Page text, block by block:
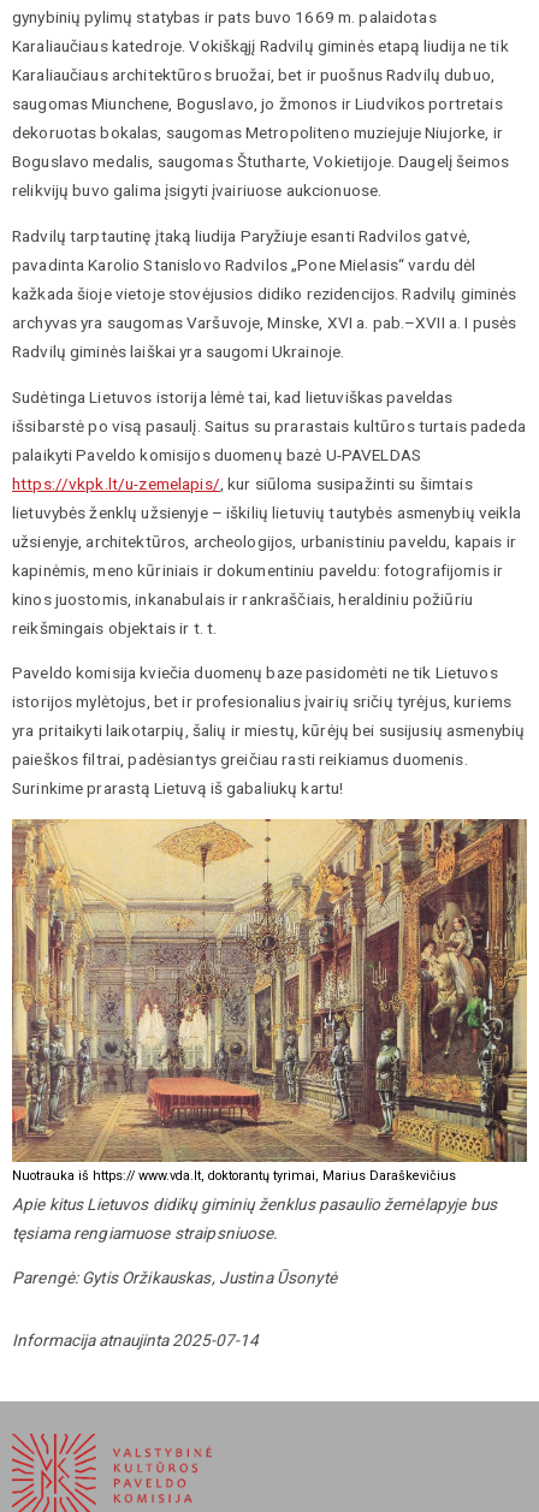
gynybinių pylimų statybas ir pats buvo 1669 m. palaidotas
Karaliaučiaus katedroje. Vokiškąjį Radvilų giminės etapą liudija ne tik
Karaliaučiaus architektūros bruožai, bet ir puošnus Radvilų dubuo,
saugomas Miunchene, Boguslavo, jo žmonos ir Liudvikos portretais
dekoruotas bokalas, saugomas Metropoliteno muziejuje Niujorke, ir
Boguslavo medalis, saugomas Štutharte, Vokietijoje. Daugelį šeimos
relikvijų buvo galima įsigyti įvairiuose aukcionuose.
Radvilų tarptautinę įtaką liudija Paryžiuje esanti Radvilos gatvė,
pavadinta Karolio Stanislovo Radvilos „Pone Mielasis“ vardu dėl
kažkada šioje vietoje stovėjusios didiko rezidencijos. Radvilų giminės
archyvas yra saugomas Varšuvoje, Minske, XVI a. pab.–XVII a. I pusės
Radvilų giminės laiškai yra saugomi Ukrainoje.
Sudėtinga Lietuvos istorija lėmė tai, kad lietuviškas paveldas
išsibarstė po visą pasaulį. Saitus su prarastais kultūros turtais padeda
palaikyti Paveldo komisijos duomenų bazė U-PAVELDAS
https://vkpk.lt/u-zemelapis/ , kur siūloma susipažinti su šimtais
lietuvybės ženklų užsienyje – iškilių lietuvių tautybės asmenybių veikla
užsienyje, architektūros, archeologijos, urbanistiniu paveldu, kapais ir
kapinėmis, meno kūriniais ir dokumentiniu paveldu: fotografijomis ir
kinos juostomis, inkanabulais ir rankraščiais, heraldiniu požiūriu
reikšmingais objektais ir t. t.
Paveldo komisija kviečia duomenų baze pasidomėti ne tik Lietuvos
istorijos mylėtojus, bet ir profesionalius įvairių sričių tyrėjus, kuriems
yra pritaikyti laikotarpių, šalių ir miestų, kūrėjų bei susijusių asmenybių
paieškos filtrai, padėsiantys greičiau rasti reikiamus duomenis.
Surinkime prarastą Lietuvą iš gabaliukų kartu!
Nuotrauka iš https:// www.vda.lt, doktorantų tyrimai, Marius Daraškevičius
Apie kitus Lietuvos didikų giminių ženklus pasaulio žemėlapyje bus
tęsiama rengiamuose straipsniuose.
Parengė: Gytis Oržikauskas, Justina Ūsonytė
Informacija atnaujinta 2025-07-14